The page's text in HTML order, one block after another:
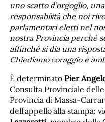
uno scatto d’orgoglio,
responsabilità che noi
parlamentari eletti nel
nostra Provincia perché
affinché si dia una
Chiediamo coraggio e
È determinato Pier
Consulta Provinciale
Provincia di Massa-
dell’appello alla stampa: